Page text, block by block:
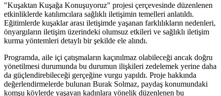
"Kuşaktan Kuşağa Konuşuyoruz" projesi çerçevesinde düzenlenen
etkinliklerde katılımcılara sağlıklı iletişimin temelleri anlatıldı.
Eğitimlerde kuşaklar arası iletişimde yaşanan farklılıkların nedenleri,
önyargıların iletişim üzerindeki olumsuz etkileri ve sağlıklı iletişim
kurma yöntemleri detaylı bir şekilde ele alındı.
Programda, aile içi çatışmaların kaçınılmaz olabileceği ancak doğru
yönetilmesi durumunda bu durumun ilişkileri zedelemek yerine daha
da güçlendirebileceği gerçeğine vurgu yapıldı. Proje hakkında
değerlendirmelerde bulunan Burak Solmaz, paydaş konumundaki
komşu köylerde yaşayan kadınlara yönelik düzenlenen bu